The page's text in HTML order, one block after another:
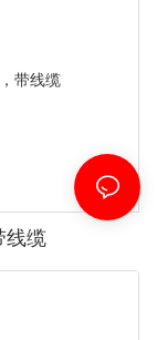
线缆